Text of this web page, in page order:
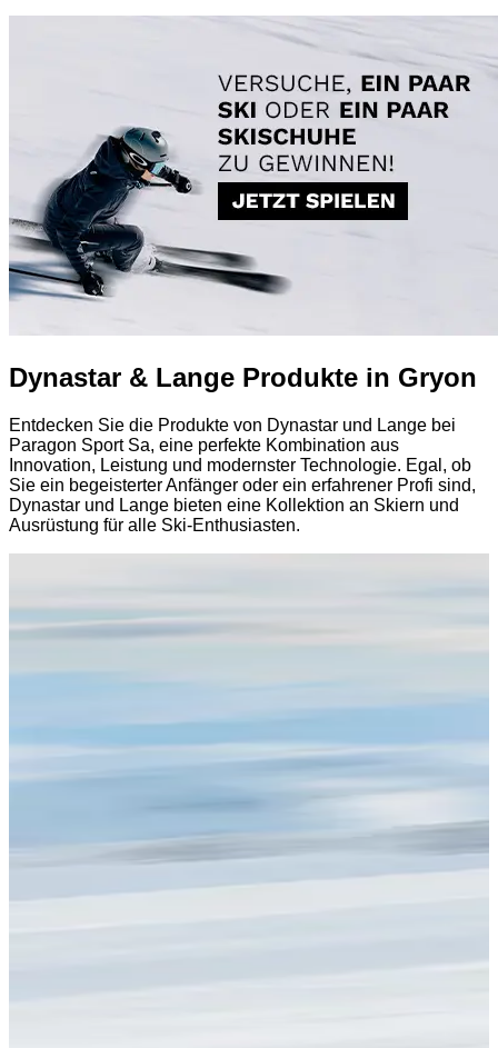
Dynastar & Lange Produkte in Gryon
Entdecken Sie die Produkte von Dynastar und Lange bei
Paragon Sport Sa, eine perfekte Kombination aus
Innovation, Leistung und modernster Technologie. Egal, ob
Sie ein begeisterter Anfänger oder ein erfahrener Profi sind,
Dynastar und Lange bieten eine Kollektion an Skiern und
Ausrüstung für alle Ski-Enthusiasten.